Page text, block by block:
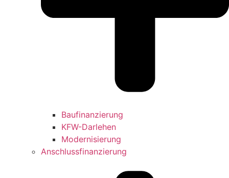
Baufinanzierung
KFW-Darlehen
Modernisierung
Anschlussfinanzierung